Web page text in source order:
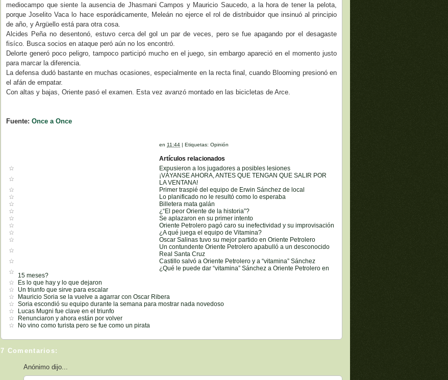
mediocampo que siente la ausencia de Jhasmani Campos y Mauricio Saucedo, a la hora de tener la pelota,
porque Joselito Vaca lo hace esporádicamente, Meleán no ejerce el rol de distribuidor que insinuó al principio
de año, y Argüello está para otra cosa.
Alcides Peña no desentonó, estuvo cerca del gol un par de veces, pero se fue apagando por el desagaste
fisíco. Busca socios en ataque peró aún no los encontró.
Delorte generó poco peligro, tampoco participó mucho en el juego, sin embargo apareció en el momento justo
para marcar la diferencia.
La defensa dudó bastante en muchas ocasiones, especialmente en la recta final, cuando Blooming presionó en
el afán de empatar.
Con altas y bajas, Oriente pasó el examen. Esta vez avanzó montado en las bicicletas de Arce.
Fuente:Once a Once
en 11:44 |Etiquetas:Opinión
Artículos relacionados
Expusieron a los jugadores a posibles lesiones
¡VÁYANSE AHORA, ANTES QUE TENGAN QUE SALIR POR
LA VENTANA!
Primer traspié del equipo de Erwin Sánchez de local
Lo planificado no le resultó como lo esperaba
Billetera mata galán
¿“El peor Oriente de la historia”?
Se aplazaron en su primer intento
Oriente Petrolero pagó caro su inefectividad y su improvisación
¿A qué juega el equipo de Vitamina?
Oscar Salinas tuvo su mejor partido en Oriente Petrolero
Un contundente Oriente Petrolero apabulló a un desconocido
Real Santa Cruz
Castillo salvó a Oriente Petrolero y a “vitamina” Sánchez
¿Qué le puede dar “vitamina” Sánchez a Oriente Petrolero en
15 meses?
Es lo que hay y lo que dejaron
Un triunfo que sirve para escalar
Mauricio Soria se la vuelve a agarrar con Oscar Ribera
Soria escondió su equipo durante la semana para mostrar nada novedoso
Lucas Mugni fue clave en el triunfo
Renunciaron y ahora están por volver
No vino como turista pero se fue como un pirata
7 Comentarios:
Anónimo dijo...